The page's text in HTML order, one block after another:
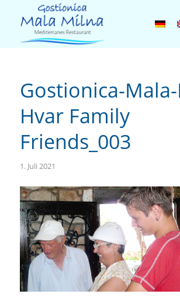
Gostionica-
Hvar Family
Friends_003
1. Juli 2021